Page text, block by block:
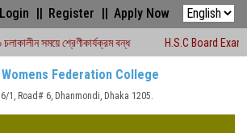
Login Register Apply Now
বন্ধ H.S.C Board Exam Seat Plan (
Federation College
1, Road# 6, Dhanmondi, Dhaka 1205.